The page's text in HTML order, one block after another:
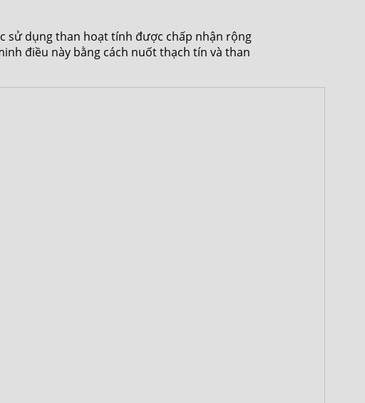
sử dụng than hoạt tính được chấp nhận rộng
điều này bằng cách nuốt thạch tín và than